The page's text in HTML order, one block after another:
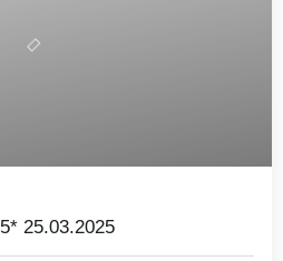
Coral Sea Waterworld 5* 25.03.2025